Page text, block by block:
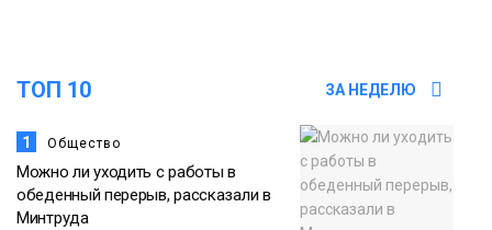
Новости
ТОП 10 ЗА НЕДЕЛЮ
1 Общество
Можно ли уходить с работы в
обеденный перерыв, рассказали в
Минтруда